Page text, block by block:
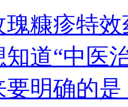
瑰糠疹特
道“中医
明确的